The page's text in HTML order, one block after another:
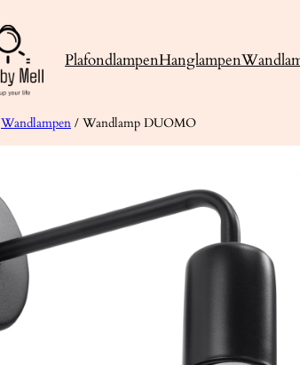
PlafondlampenHanglampen
Wandlampen / Wandlamp DUOMO